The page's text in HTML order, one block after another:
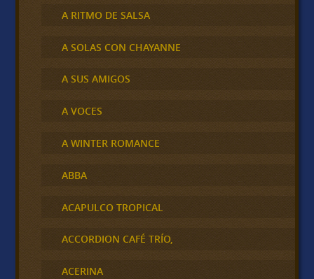
A RITMO DE SALSA
A SOLAS CON CHAYANNE
A SUS AMIGOS
A VOCES
A WINTER ROMANCE
ABBA
ACAPULCO TROPICAL
ACCORDION CAFÉ TRÍO,
ACERINA